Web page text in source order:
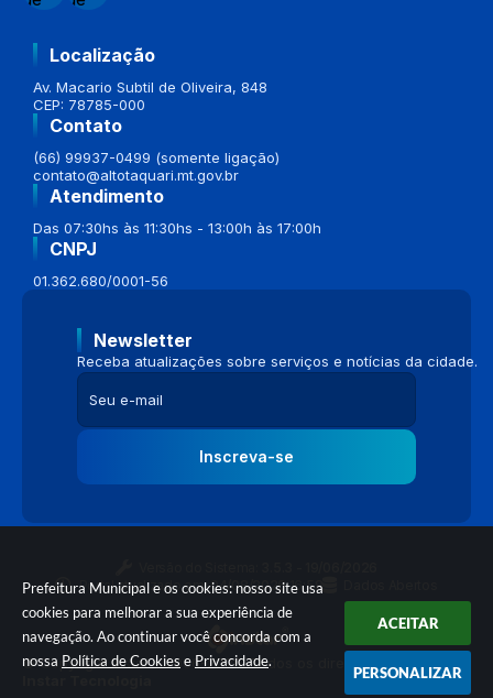
Prefeitura Municipal e os cookies: nosso site usa
cookies para melhorar a sua experiência de
navegação. Ao continuar você concorda com a
nossa Política de Cookies e Privacidade.
ACEITAR
PERSONALIZAR
Localização
Av. Macario Subtil de Oliveira, 848
CEP: 78785-000
Contato
(66) 99937-0499 (somente ligação)
contato@altotaquari.mt.gov.br
Atendimento
Das 07:30hs às 11:30hs - 13:00h às 17:00h
CNPJ
01.362.680/0001-56
Newsletter
Receba atualizações sobre serviços e notícias da cidade.
Inscreva-se
Portal atualizado em:04/08/2026 16:58
© Copyright Instar - 2006-2026. Todos os direitos reservados -